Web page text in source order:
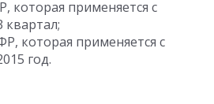
которая применяется с
квартал;
которая применяется с
год.